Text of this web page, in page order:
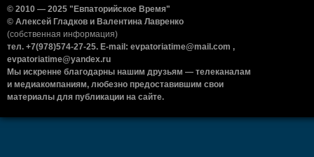
© 2010 — 2025 "Евпаторийское Время"
© Алексей Гладков и Валентина Лавренко
(собственная информация)
тел. +7(978)574-27-25. E-mail: evpatoriatime@mail.com ,
evpatoriatime@yandex.ru
Мы искренне благодарны нашим друзьям — телеканалам
и медиакомпаниям, любезно предоставившим свои
материалы для публикации на сайте.